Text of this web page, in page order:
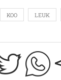
KOO LEUK